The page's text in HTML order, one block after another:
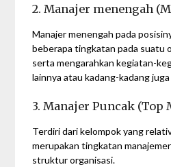
2. Manajer menengah
Manajer menengah pada
beberapa tingkatan pada suatu
serta mengarahkan kegiatan-
lainnya atau kadang-kadang
3. Manajer Puncak (Top
Terdiri dari kelompok yang
merupakan tingkatan
struktur organisasi.